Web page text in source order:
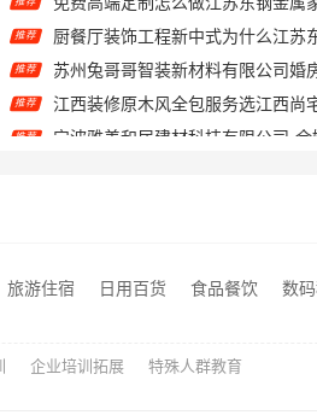
推荐
推荐
推荐
推荐
慕新不锈钢全案卫生间304材质
旅游住宿 日用百货 食品餐饮 数
企业培训拓展 特殊人群教育